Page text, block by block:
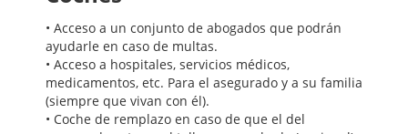
• Acceso a un conjunto de abogados que podrán
ayudarle en caso de multas.
• Acceso a hospitales, servicios médicos,
medicamentos, etc. Para el asegurado y a su familia
(siempre que vivan con él).
• Coche de remplazo en caso de que el del